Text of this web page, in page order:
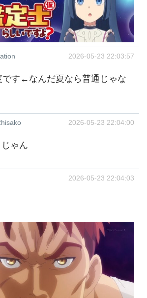
2026-05-23 22:03:57
です←なんだ夏なら普通じゃな
2026-05-23 22:04:00
ゃん
2026-05-23 22:04:03